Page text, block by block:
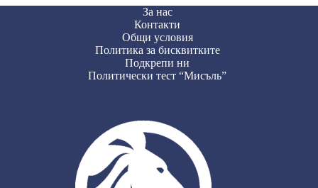
За нас
Контакти
Общи условия
Политика за бисквитките
Подкрепи ни
Политически тест “Мисъль”